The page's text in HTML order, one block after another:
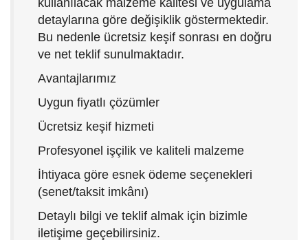
kullanılacak malzeme kalitesi ve uygulama
detaylarına göre değişiklik göstermektedir.
Bu nedenle ücretsiz keşif sonrası en doğru
ve net teklif sunulmaktadır.
Avantajlarımız
Uygun fiyatlı çözümler
Ücretsiz keşif hizmeti
Profesyonel işçilik ve kaliteli malzeme
İhtiyaca göre esnek ödeme seçenekleri
(senet/taksit imkânı)
Detaylı bilgi ve teklif almak için bizimle
iletişime geçebilirsiniz.